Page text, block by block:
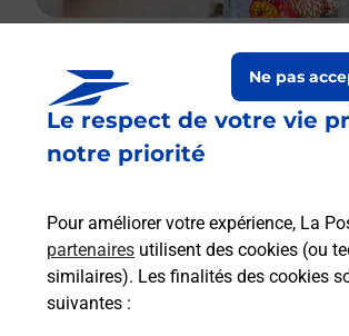
Le respect de votre vie
notre priorité
Pour améliorer votre expérience, La
partenaires utilisent des cookies (ou
similaires). Les finalités des cookies
suivantes :
Ne pas
Boîte aux lettres La Poste
Collecte du courrier aujourd'hui à
1 Place Du 6E Grdi
Bignicourt Sur Saulx
Itinéraire
Le lien s'ouvre dans un nouvel onglet